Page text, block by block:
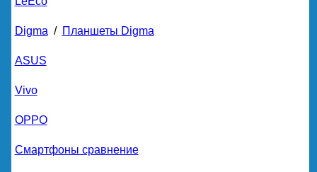
Digma / Планшеты Digma
ASUS
Vivo
OPPO
Смартфоны сравнение